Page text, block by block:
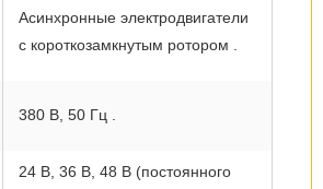
Асинхронные электродвигатели
с короткозамкнутым ротором .
380 В, 50 Гц .
24 В, 36 В, 48 В (постоянного